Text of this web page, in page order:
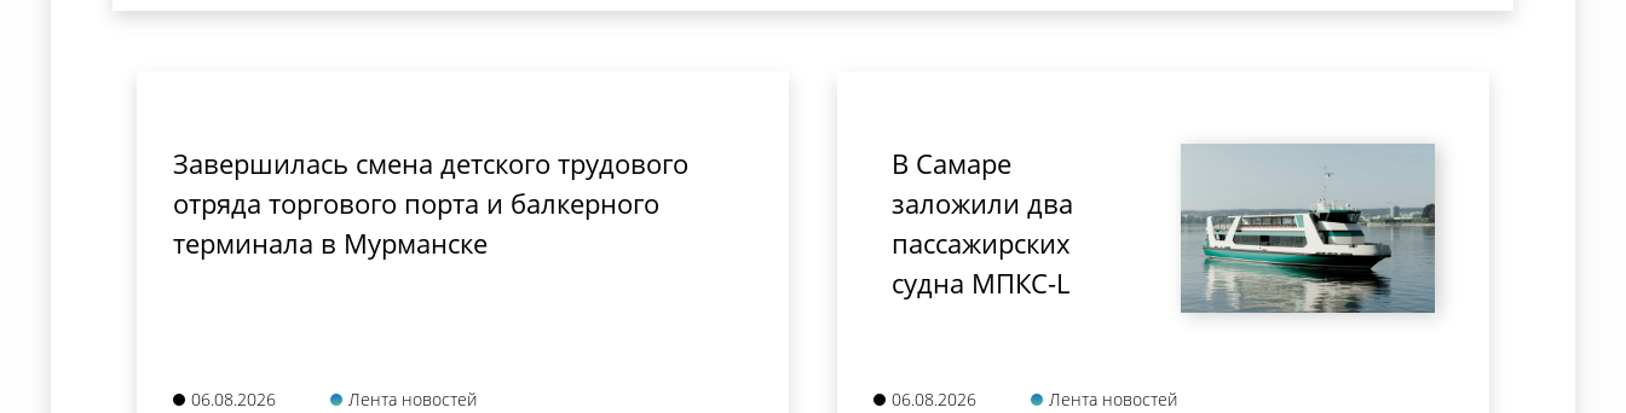
Завершилась смена детского трудового
отряда торгового порта и балкерного
терминала в Мурманске
06.08.2026 Лента новостей
В Самаре
заложили два
пассажирских
судна МПКС-L
06.08.2026 Лента новостей